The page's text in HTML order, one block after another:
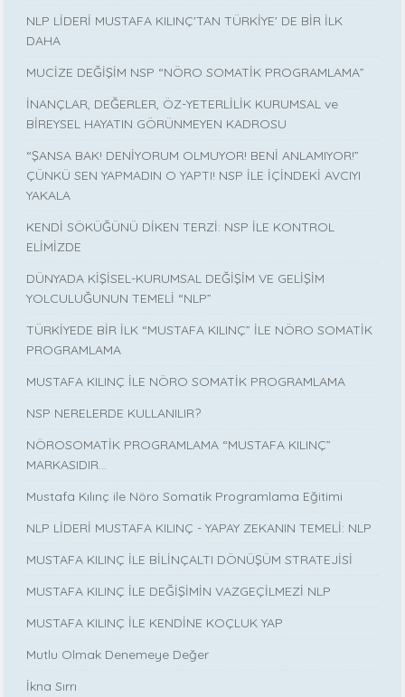
NLP LİDERİ MUSTAFA KILINÇ'TAN TÜRKİYE' DE BİR İLK
DAHA
MUCİZE DEĞİŞİM NSP “NÖRO SOMATİK PROGRAMLAMA”
İNANÇLAR, DEĞERLER, ÖZ-YETERLİLİK KURUMSAL ve
BİREYSEL HAYATIN GÖRÜNMEYEN KADROSU
“ŞANSA BAK! DENİYORUM OLMUYOR! BENİ ANLAMIYOR!”
ÇÜNKÜ SEN YAPMADIN O YAPTI! NSP İLE İÇİNDEKİ AVCIYI
YAKALA
KENDİ SÖKÜĞÜNÜ DİKEN TERZİ: NSP İLE KONTROL
ELİMİZDE
DÜNYADA KİŞİSEL-KURUMSAL DEĞİŞİM VE GELİŞİM
YOLCULUĞUNUN TEMELİ “NLP”
TÜRKİYEDE BİR İLK “MUSTAFA KILINÇ” İLE NÖRO SOMATİK
PROGRAMLAMA
MUSTAFA KILINÇ İLE NÖRO SOMATİK PROGRAMLAMA
NSP NERELERDE KULLANILIR?
NÖROSOMATİK PROGRAMLAMA “MUSTAFA KILINÇ”
MARKASIDIR…
Mustafa Kılınç ile Nöro Somatik Programlama Eğitimi
NLP LİDERİ MUSTAFA KILINÇ - YAPAY ZEKANIN TEMELİ: NLP
MUSTAFA KILINÇ İLE BİLİNÇALTI DÖNÜŞÜM STRATEJİSİ
MUSTAFA KILINÇ İLE DEĞİŞİMİN VAZGEÇİLMEZİ NLP
MUSTAFA KILINÇ İLE KENDİNE KOÇLUK YAP
Mutlu Olmak Denemeye Değer
İkna Sırrı